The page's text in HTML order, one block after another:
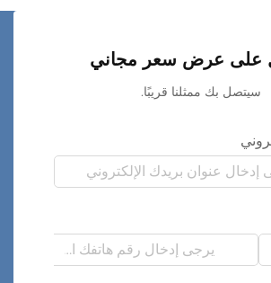
على عرض سعر مجاني
سيتصل بك ممثلنا قريبًا.